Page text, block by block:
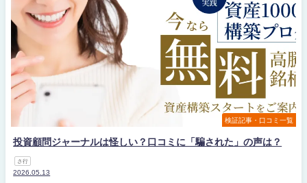
検証記事・口コミ一覧
投資顧問ジャーナルは怪しい？口コミに「騙された」の声は？
さ行
2026.05.13